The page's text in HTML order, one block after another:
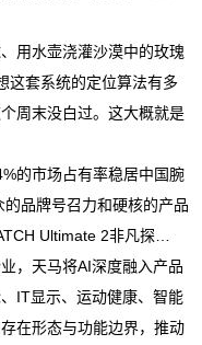
用水壶浇灌沙漠中的玫瑰
这套系统的定位算法有多
周末没白过。这大概就是
的市场占有率稳居中国腕
品牌号召力和硬核的产品
Ultimate 2非凡探…
，天马将AI深度融入产品
IT显示、运动健康、智能
在形态与功能边界，推动